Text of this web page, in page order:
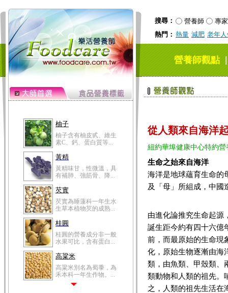
搜尋： 營養師
專家
熱門： 熱量 減肥 老年
營養師觀點
柚子
素C、鈣、蛋白質等...
黃精
黃精味甘，性微溫，具
有補肺、強筋骨、降...
芡實
芡實為睡蓮科一年生水
生草本植物芡的成熟...
桂圓
桂圓的營養成分非一般
水果可比，含有蛋白...
高粱米
高粱米別名為蜀黍，為
禾本科一年生作物。...
鯽魚
鯽魚裡所含的營養成分
有蛋白質、脂肪、磷...
從人類來自海洋
紐約華埠健康中心特約營
生命之始來自海洋
海洋是地球蘊育生命的
及「母」所組成，中國
由進化論推究生命起源
誕生距今約有四十六億
前，而最原始的生命現
化，原始生物逐漸由海
類，由魚類、甲殼類、
類動物和人類的祖先。
之，人類的祖先生活在